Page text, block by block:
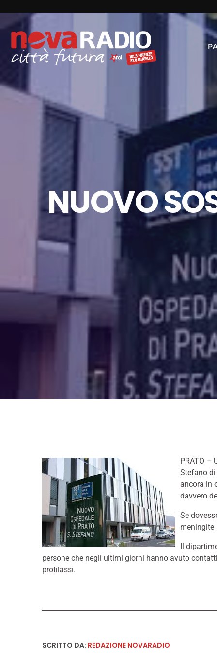
NUOVO
PRATO –
Stefano di
ancora in
davvero
Se
meningite
Il
persone che negli ultimi giorni hanno avuto
profilassi.
SCRITTO DA: REDAZIONE NOVARADIO